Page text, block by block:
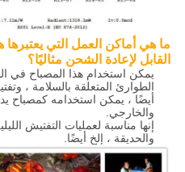
القابل لإعادة الشحن مثاليًا؟
يمكن استخدام هذا المصباح في
الطوارئ المتعلقة بالسلامة ،
والخارجي.
إنها مناسبة لعمليات التفتيش
والحديقة ، إلخ أيضًا.